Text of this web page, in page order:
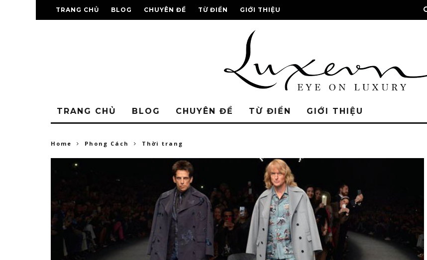
TRANG CHỦ BLOG CHUYÊN ĐỀ TỪ ĐIỂN GIỚI THIỆU
TRANG CHỦ BLOG CHUYÊN ĐỀ TỪ ĐIỂN GIỚI THIỆU
Home Phong Cách Thời trang